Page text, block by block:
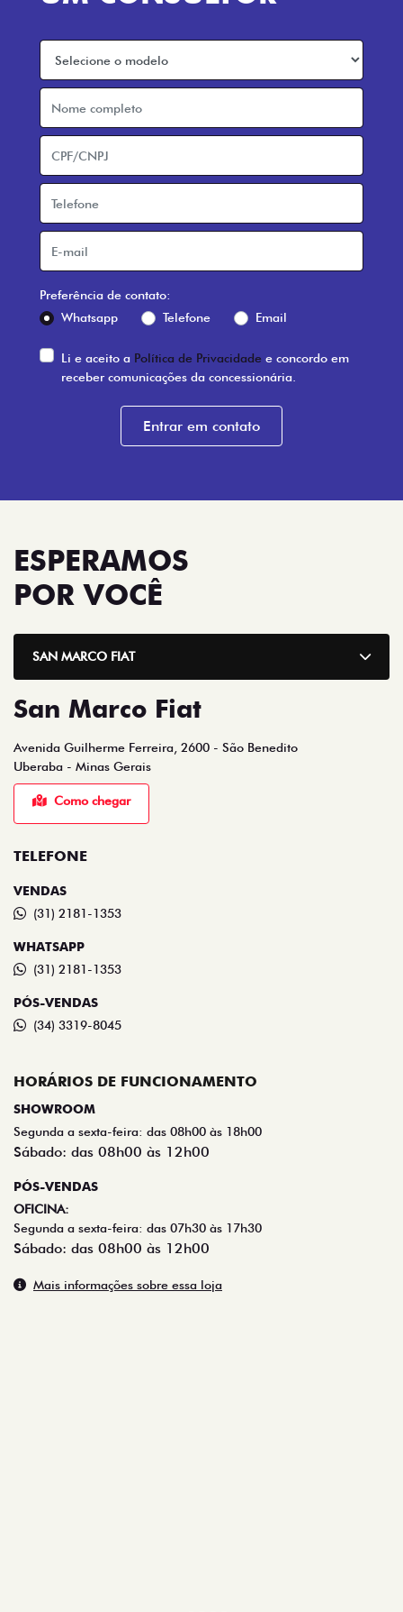
Preferência de contato:
Whatsapp
Telefone Email
Li e aceito a Política de Privacidade e concordo em
receber comunicações da concessionária.
Entrar em contato
ESPERAMOS
POR VOCÊ
SAN MARCO FIAT
San Marco Fiat
Avenida Guilherme Ferreira, 2600 - São Benedito
Uberaba - Minas Gerais
Como chegar
TELEFONE
VENDAS
(31) 2181-1353
WHATSAPP
(31) 2181-1353
PÓS-VENDAS
(34) 3319-8045
HORÁRIOS DE FUNCIONAMENTO
SHOWROOM
Segunda a sexta-feira: das 08h00 às 18h00
Sábado: das 08h00 às 12h00
PÓS-VENDAS
OFICINA:
Segunda a sexta-feira: das 07h30 às 17h30
Sábado: das 08h00 às 12h00
Mais informações sobre essa loja